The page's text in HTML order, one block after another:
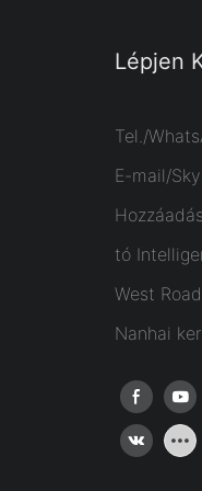
Lépjen
Tel./
E-mail/
tó
West
Nanhai